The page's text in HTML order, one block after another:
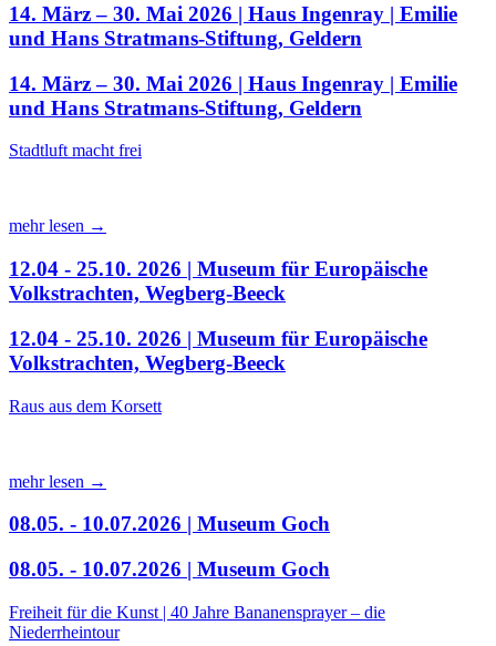
14. März – 30. Mai 2026 | Haus Ingenray | Emilie
und Hans Stratmans-Stiftung, Geldern
14. März – 30. Mai 2026 | Haus Ingenray | Emilie
und Hans Stratmans-Stiftung, Geldern
Stadtluft macht frei
mehr lesen →
12.04 - 25.10. 2026 | Museum für Europäische
Volkstrachten, Wegberg-Beeck
12.04 - 25.10. 2026 | Museum für Europäische
Volkstrachten, Wegberg-Beeck
Raus aus dem Korsett
mehr lesen →
08.05. - 10.07.2026 | Museum Goch
08.05. - 10.07.2026 | Museum Goch
Freiheit für die Kunst | 40 Jahre Bananensprayer – die
Niederrheintour